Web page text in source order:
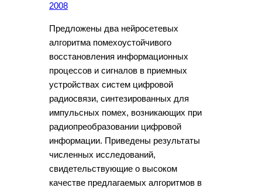
2008
Предложены два нейросетевых
алгоритма помехоустойчивого
восстановления информационных
процессов и сигналов в приемных
устройствах систем цифровой
радиосвязи, синтезированных для
импульсных помех, возникающих при
радиопреобразовании цифровой
информации. Приведены результаты
численных исследований,
свидетельствующие о высоком
качестве предлагаемых алгоритмов в